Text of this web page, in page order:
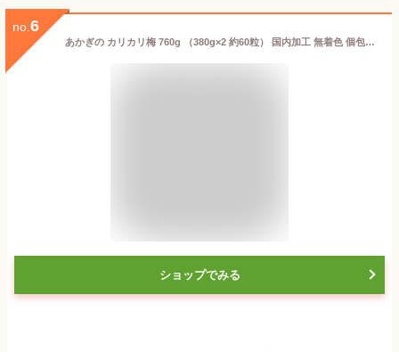
no. 6
あかぎの カリカリ梅 760g （380g×2 約60粒） 国内加工 無着色 個包装 種あり かりかり梅 赤城 業務用サイズ
ショップでみる